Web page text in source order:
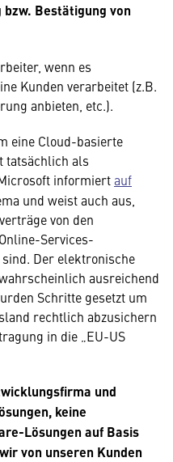
bzw. Bestätigung von
wenn es
Kunden verarbeitet (z.B.
anbieten, etc.).
eine Cloud-basierte
tatsächlich als
informiertauf
und weist auch aus,
von den
Services-
Der elektronische
ausreichend
Schritte gesetzt um
rechtlich abzusichern
in die „EU-US
und
keine
Lösungen auf Basis
von unseren Kunden